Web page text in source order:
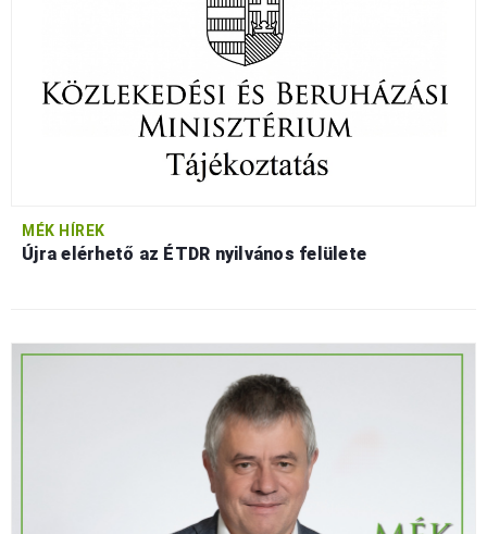
MÉK HÍREK
Újra elérhető az ÉTDR nyilvános felülete